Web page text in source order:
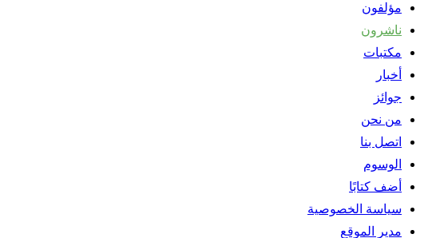
مؤلفون
ناشرون
مكتبات
أخبار
جوائز
من نحن
اتصل بنا
الوسوم
أضف كتابًا
سياسة الخصوصية
مدير الموقع